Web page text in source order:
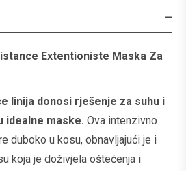
Extentioniste Maska Za
linija donosi rješenje za suhu i
idealne maske. Ova intenzivno
duboko u kosu, obnavljajući je i
koja je doživjela oštećenja i